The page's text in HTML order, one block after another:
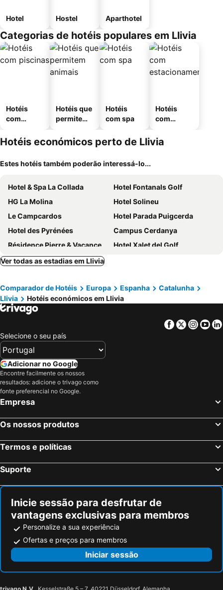
Hotel Hostel Aparthotel
Categorias de hotéis populares em Llivia
Hotéis
com
Hotéis que
permitem
Hotéis
com spa
Hotéis
com
mento
Hotéis económicos perto de Llivia
Estes hotéis também poderão interessá-lo...
Hotel & Spa La Collada
Hotel Fontanals Golf
HG La Molina
Hotel Solineu
Le Campcardos
Hotel Parada Puigcerda
Hotel des Pyrénées
Campus Cerdanya
Résidence Pierre & Vacances Le Pédrou
Hotel Xalet del Golf
Hotel Supermolina
L'Orée du Bois
Fonda dels Pics
Le Clos Cerdan
Hotel Adsera
Abrigall Hostel Masella
Apartamentos Solineu
Hotel Can Borrell
Hotel Esquirol
Hotel Martinez
Logis Hotel Restaurant Planes
Romarin
L'Auberge Catalane
Aero Hotel Cerdanya Ca L'eudald
Alp Hotel Masella
Hotel La Belle Aude
Hotel Bon Repos
Hotel Bellavista
Ver todas as estadias em Llivia
Comparador de Hotéis Europa Espanha
Catalunha
Llivia
Hotéis económicos em Llivia
Facebook
Twitter
Selecione o seu país
Adicionar no Google
Encontre facilmente os nossos
resultados: adicione o trivago como
fonte preferencial no Google.
Empresa
Os nossos produtos
Termos e políticas
Suporte
Inicie sessão para desfrutar de
vantagens exclusivas para membros
Personalize a sua experiência
Ofertas e preços para membros
Iniciar sessão